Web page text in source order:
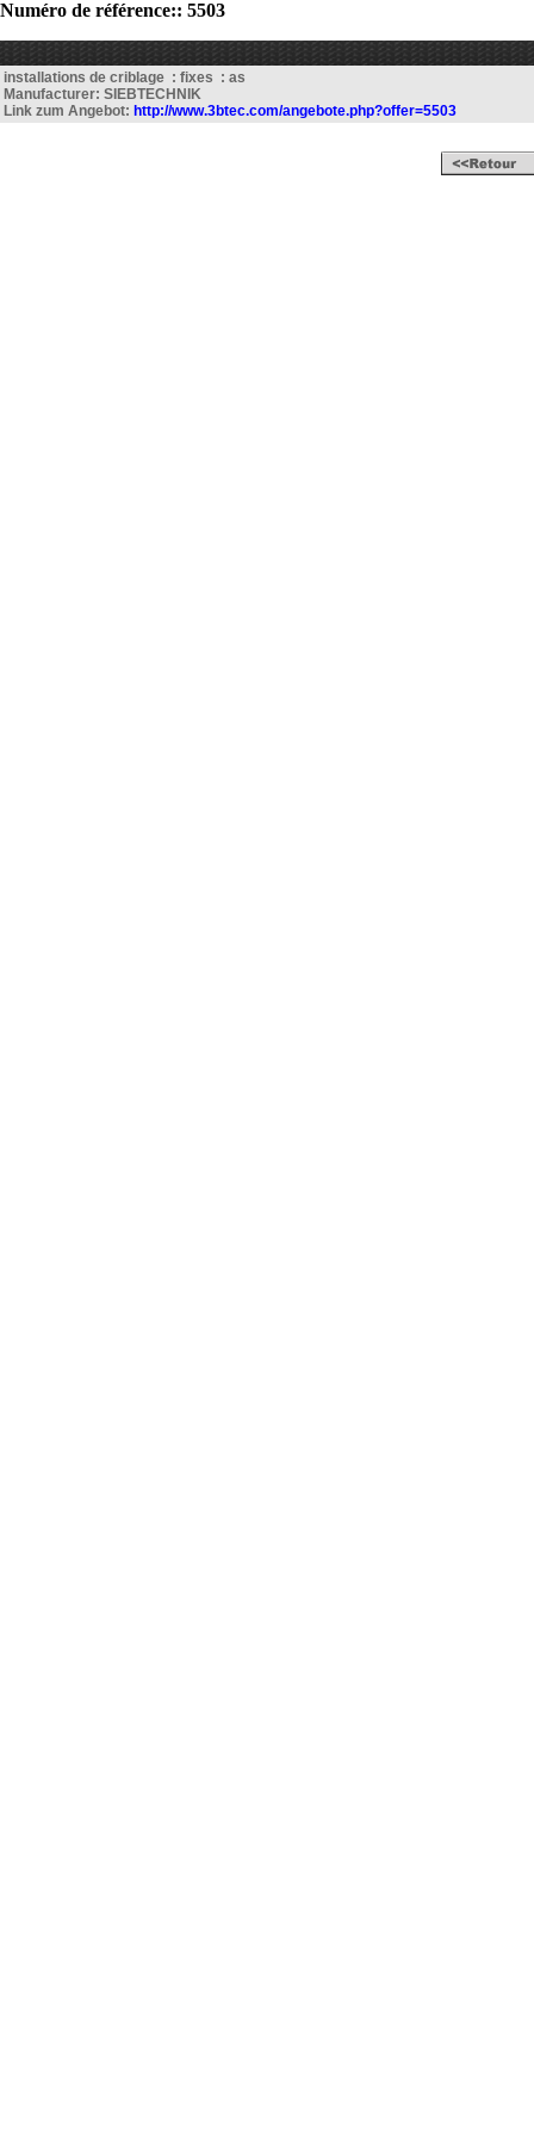
Numéro de référence:: 5503
installations de criblage : fixes : as
Manufacturer: SIEBTECHNIK
Link zum Angebot: http://www.3btec.com/angebote.php?offer=5503